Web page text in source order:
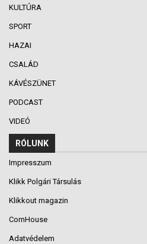
KULTÚRA
SPORT
HAZAI
CSALÁD
KÁVÉSZÜNET
PODCAST
VIDEÓ
RÓLUNK
Impresszum
Klikk Polgári Társulás
Klikkout magazin
CornHouse
Adatvédelem